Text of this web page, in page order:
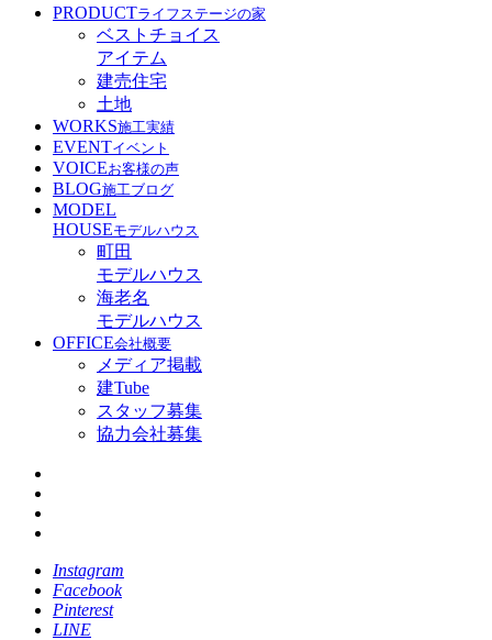
PRODUCTライフステージの家
ベストチョイス
アイテム
建売住宅
土地
WORKS施工実績
EVENTイベント
VOICEお客様の声
BLOG施工ブログ
MODEL
HOUSEモデルハウス
町田
モデルハウス
海老名
モデルハウス
OFFICE会社概要
メディア掲載
建Tube
スタッフ募集
協力会社募集
Instagram
Facebook
Pinterest
LINE